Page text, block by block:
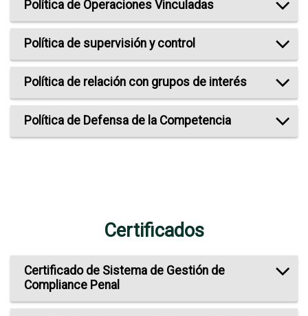
Política de Operaciones Vinculadas
Política de supervisión y control
Política de relación con grupos de interés
Política de Defensa de la Competencia
Certificados
Certificado de Sistema de Gestión de
Compliance Penal